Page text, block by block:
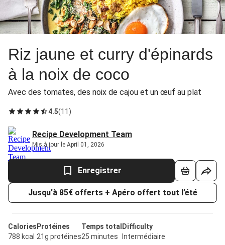
Riz jaune et curry d'épinards
à la noix de coco
Avec des tomates, des noix de cajou et un œuf au plat
4.5(11 )
Recipe Development Team
Mis à jour le April 01, 2026
Enregistrer
Jusqu'à 85€ offerts + Apéro offert tout l’été
Calories
788 kcal
Protéines
21g protéines
Temps total
25 minutes
Difficulty
Intermédiaire